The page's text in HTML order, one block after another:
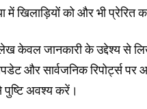
में खिलाड़ियों को और भी
केवल जानकारी के उद्देश्य से
और सार्वजनिक रिपोर्ट्स पर
अवश्य करें।